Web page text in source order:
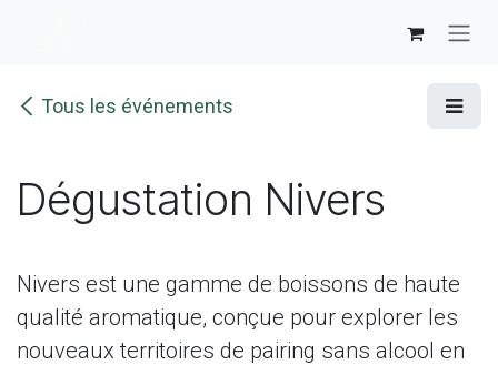
Tous les événements
Dégustation Nivers
Nivers est une gamme de boissons de haute
qualité aromatique, conçue pour explorer les
nouveaux territoires de pairing sans alcool en